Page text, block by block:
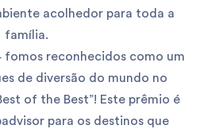
acolhedor para toda a
família.
fomos reconhecidos como um
de diversão do mundo no
of the Best”! Este prêmio é
para os destinos que